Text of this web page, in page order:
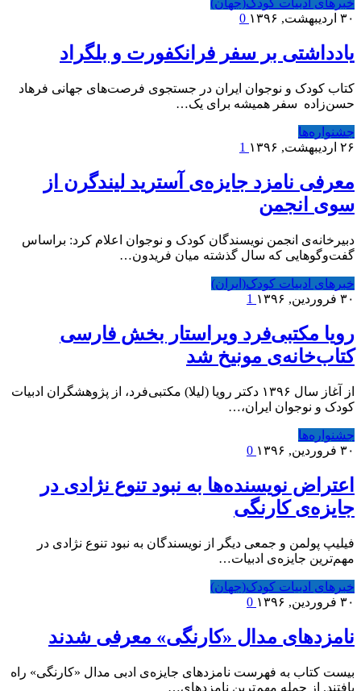
خبرهای ادبیات کودک(جهان)
۳۰ اردیبهشت, ۱۳۹۶
یادداشتی بر سفر فرانکفورت و بلگراد
کتاب کودک و نوجوان ایران در جستجوی فرصت‌های جهانی فرهاد
حسن‌زاده سفر همیشه برای یک…
جشنواره‌ها
۲۶ اردیبهشت, ۱۳۹۶
معرفی نامزد جایزه‌ی آسترید لیندگرن از
سوی‌ انجمن
دبیرخانه‌ی انجمن نویسندگان کودک و نوجوان اعلام کرد: براساس
گفت‌وگوهایی که سال گذشته میان فریدون…
خبرهای ادبیات کودک(ایران)
۳۰ فروردین, ۱۳۹۶
رویا مکتبی‌فرد ویراستار بخش فارسی
کتاب‌خانه‌ی مونیخ شد
از آغاز سال ۱۳۹۶ دکتر رویا (لیلا) مکتبی‌فرد، از پژوهشگران ادبیات
کودک و نوجوان ایران،…
جشنواره‌ها
۳۰ فروردین, ۱۳۹۶
اعتراض نویسنده‌ها به نبود تنوع نژادی در
جایزه‌ی کارنگی
فیلیپ پولمن و جمعی دیگر از نویسندگان به نبود تنوع نژادی در
مهم‌ترین جایزه‌ی ادبیات…
خبرهای ادبیات کودک(جهان)
۳۰ فروردین, ۱۳۹۶
نامزدهای مدال «کارنگی» معرفی شدند
بیست کتاب به فهرست نامزدهای جایزه‌ی ادبی مدال «کارنگی» راه
یافتند. از جمله مهم‌ترین نامزدهای…